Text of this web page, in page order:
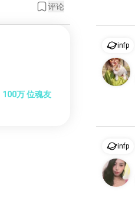
评论
100万 位魂友
infp
infp